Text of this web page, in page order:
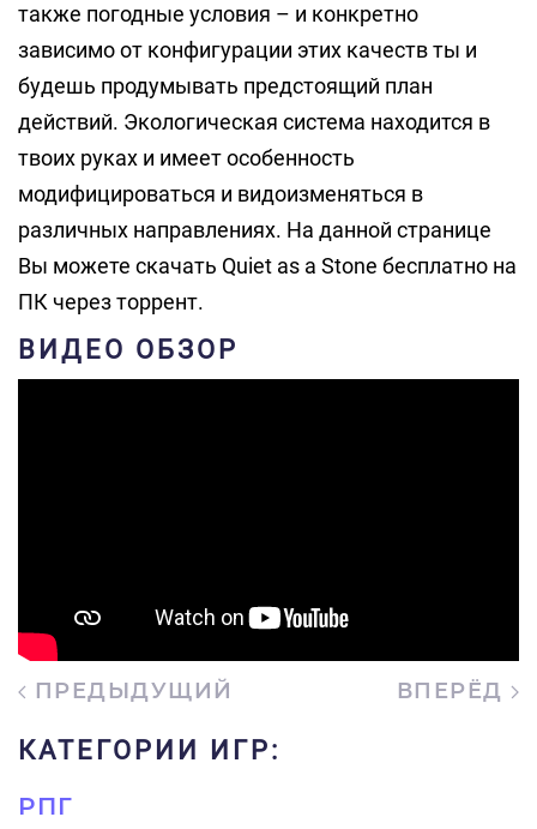
также погодные условия – и конкретно
зависимо от конфигурации этих качеств ты и
будешь продумывать предстоящий план
действий. Экологическая система находится в
твоих руках и имеет особенность
модифицироваться и видоизменяться в
различных направлениях. На данной странице
Вы можете скачать Quiet as a Stone бесплатно на
ПК через торрент.
ВИДЕО ОБЗОР
ПРЕДЫДУЩИЙ ВПЕРЁД
КАТЕГОРИИ ИГР:
РПГ